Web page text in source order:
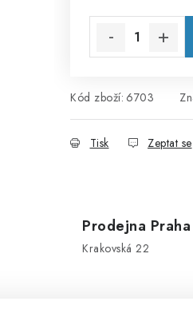
Kód zboží: 6703
Tisk Zeptat se
Prodejna Praha
Krakovská 22